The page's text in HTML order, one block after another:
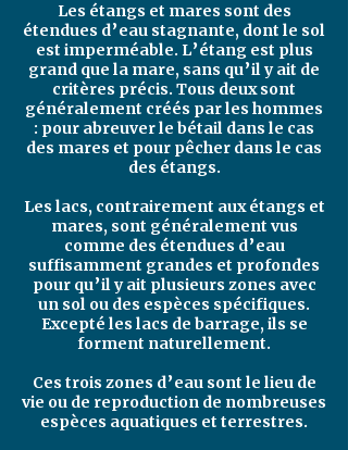
Les étangs et mares sont des
étendues d’eau stagnante, dont le sol
est imperméable. L’étang est plus
grand que la mare, sans qu’il y ait de
critères précis. Tous deux sont
généralement créés par les hommes
: pour abreuver le bétail dans le cas
des mares et pour pêcher dans le cas
des étangs.
Les lacs, contrairement aux étangs et
mares, sont généralement vus
comme des étendues d’eau
suffisamment grandes et profondes
pour qu’il y ait plusieurs zones avec
un sol ou des espèces spécifiques.
Excepté les lacs de barrage, ils se
forment naturellement.
Ces trois zones d’eau sont le lieu de
vie ou de reproduction de nombreuses
espèces aquatiques et terrestres.